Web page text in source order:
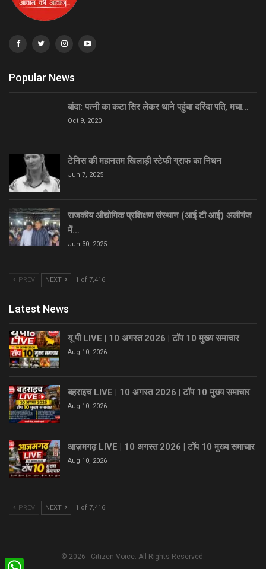
Popular News
बांदा: पत्नी का कटा सिर लेकर थाने पहुंचा दरिंदा पति, मचा…
Oct 9, 2020
टेनिस की महानतम खिलाड़ी स्टेफी ग्राफ का निधन
Jun 7, 2025
राजकीय औद्योगिक प्रशिक्षण संस्थान (आई टी आई) अलीगंज
में…
Jun 30, 2025
PREV NEXT 1 of 7,416
Latest News
यू पी LIVE | 10 अगस्त 2026 | टॉप 10 मुख्य समाचार
Aug 10, 2026
बहराइच LIVE | 10 अगस्त 2026 | टॉप 10 मुख्य समाचार
Aug 10, 2026
आज़मगढ़ LIVE | 10 अगस्त 2026 | टॉप 10 मुख्य समाचार
Aug 10, 2026
PREV NEXT 1 of 7,416
© 2026 - Citizen Voice. All Rights Reserved.